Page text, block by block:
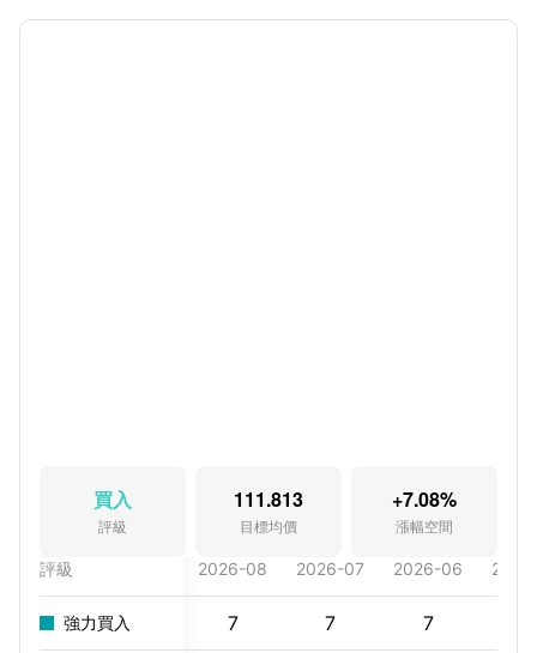
買入
評級
111.813
目標均價
+7.08%
漲幅空間
評級 2026-08 2026-07 2026-06
強力買入 7 7 7